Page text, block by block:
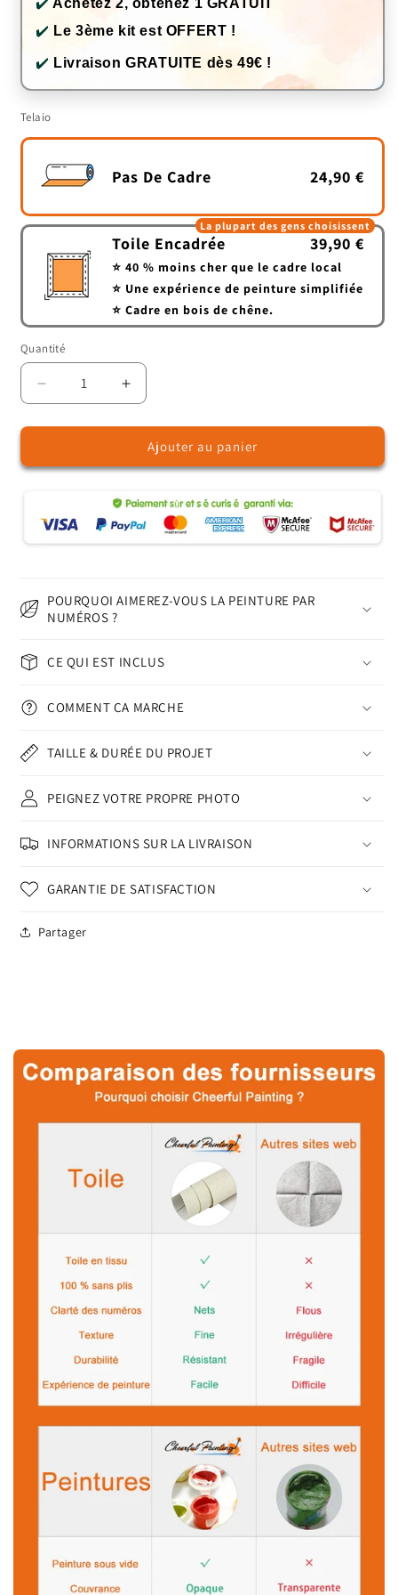
✔️ Achetez 2, obtenez 1 GRATUIT
✔️ Le 3ème kit est OFFERT !
✔️ Livraison GRATUITE dès 49€ !
Telaio
Pas De Cadre 24,90 €
Toile Encadrée 39,90 €
⭐ 40 % moins cher que le cadre local
⭐ Une expérience de peinture simplifiée
⭐ Cadre en bois de chêne.
La plupart des gens choisissent
Quantité
Quantité
Réduire
la
quantité
Lumière
Peinture
par
Augmenter
la
quantité
Lumière
-
Peinture
par
Ajouter au panier
POURQUOI AIMEREZ-VOUS LA PEINTURE PAR
NUMÉROS ?
CE QUI EST INCLUS
COMMENT ÇA MARCHE
TAILLE & DURÉE DU PROJET
PEIGNEZ VOTRE PROPRE PHOTO
INFORMATIONS SUR LA LIVRAISON
GARANTIE DE SATISFACTION
Partager